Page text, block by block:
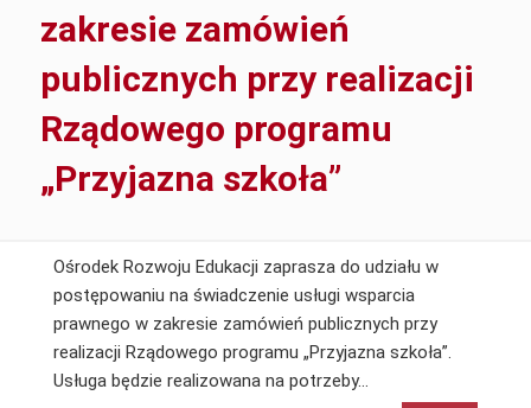
diagnostycznej
zakresie zamówień
publicznych przy realizacji
Rządowego programu
„Przyjazna szkoła”
Ośrodek Rozwoju Edukacji zaprasza do udziału w
postępowaniu na świadczenie usługi wsparcia
prawnego w zakresie zamówień publicznych przy
realizacji Rządowego programu „Przyjazna szkoła”.
Usługa będzie realizowana na potrzeby…